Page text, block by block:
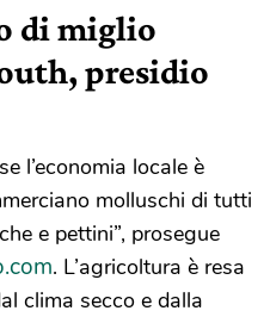
di miglio
presidio
l’economia locale è
molluschi di tutti
e pettini”, prosegue
. L’agricoltura è resa
clima secco e dalla